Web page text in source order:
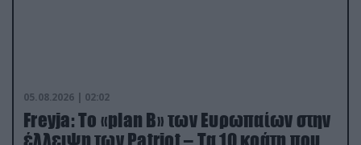
05.08.2026 | 02:02
Freyja: Το «plan Β» των Ευρωπαίων στην
έλλειψη των Patriot – Τα 10 κράτη που